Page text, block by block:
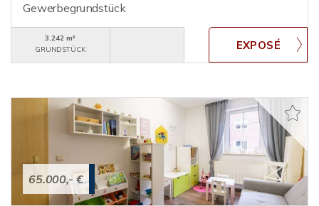
Gewerbegrundstück
3.242 m²
GRUNDSTÜCK
65.000,- €